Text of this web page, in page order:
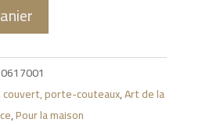
porte-couteaux,Art de la
,Pour la maison